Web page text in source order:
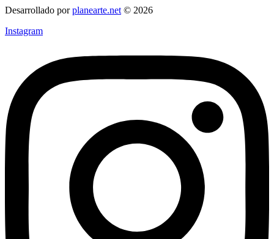
Desarrollado porplanearte.net © 2026
Instagram